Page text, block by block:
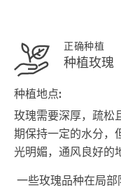
正确种植
种植玫瑰
种植地点:
玫瑰需要深厚，疏松
期保持一定的水分，
光明媚，通风良好的
一些玫瑰品种在局